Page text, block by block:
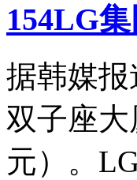
154LG
据韩媒
双子座大
元）。